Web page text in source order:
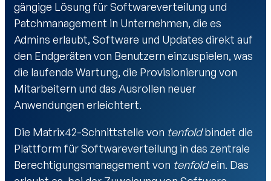
gängige Lösung für Softwareverteilung und
Patchmanagement in Unternehmen, die es
Admins erlaubt, Software und Updates direkt auf
den Endgeräten von Benutzern einzuspielen, was
die laufende Wartung, die Provisionierung von
Mitarbeitern und das Ausrollen neuer
Anwendungen erleichtert.
Die Matrix42-Schnittstelle von tenfoldbindet die
Plattform für Softwareverteilung in das zentrale
Berechtigungsmanagement von tenfoldein. Das